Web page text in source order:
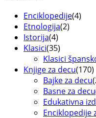
Enciklopedije(4)
Etnologija(2)
Istorija(4)
Klasici(35)
Klasici
Knjige za decu(170)
Bajke za decu
Basne za decu
Edukativna
Enciklopedije